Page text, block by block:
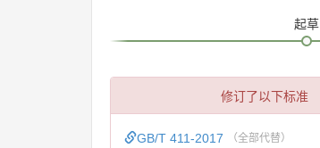
起草
修订了以下标准
GB/T 411-2017 （全部代替）